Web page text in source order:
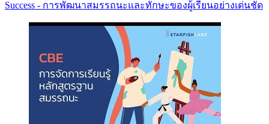
Success - การพัฒนาสมรรถนะและทักษะของผู้เรียนอย่างเด่นชัด